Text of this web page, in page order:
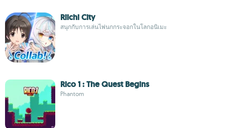
Riichi City
สนุกกับการเล่นไพ่นกกระจอกในโลกอนิเมะ
Rico 1 : The Quest Begins
Phantom